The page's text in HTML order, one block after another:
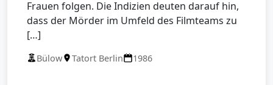
Frauen folgen. Die Indizien deuten darauf hin,
dass der Mörder im Umfeld des Filmteams zu
[…]
Bülow Tatort Berlin 1986